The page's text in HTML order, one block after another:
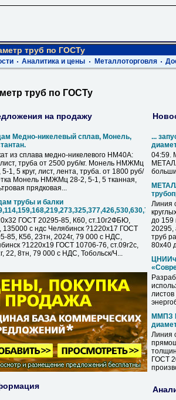
труб по ГОСТу
Аналитика и цены Металлоторговля
труб по ГОСТу
на продажу
Медно-никелевый сплав, Монель,
из сплава медно-никелевого НМ40А:
лист, труба от 2500 руб/кг. Монель НМЖМц
5-1, 5 круг, лист, лента, труба. от 1800 руб/
Монель НМЖМц 28-2, 5-1, 5 тканная,
прядковая...
трубы и балки
ГОСТ 20295-85, К60, ст.10г2ФБЮ,
135000 с ндс Челябинск ?1220х17 ГОСТ
85, К56, 23тн, 2024г, 79 000 с НДC,
?1220х19 ГОСТ 10706-76, ст.09г2с,
22, 8тн, 79 000 с НДC, Тобольск/Ч...
...
04:59.
Линия
до 159
20295,
труб
80х40
ММПЗ
Линия
ГОСТ